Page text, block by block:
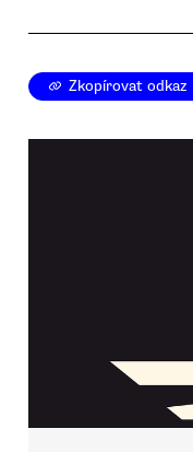
Zkopírovat odkaz